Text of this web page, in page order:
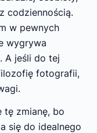
codziennością.
w pewnych
wygrywa
A jeśli do tej
fotografii,
tę zmianę, bo
się do idealnego